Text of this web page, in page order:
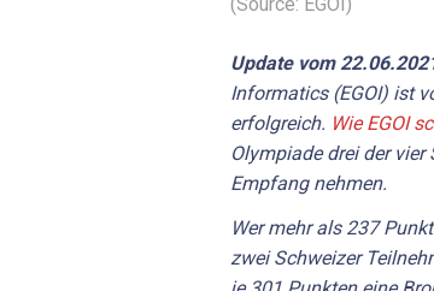
Update vom
Informatics (EGOI) ist
erfolgreich. Wie EGOI
Olympiade drei der
Empfang nehmen.
Wer mehr als 237
zwei Schweizer